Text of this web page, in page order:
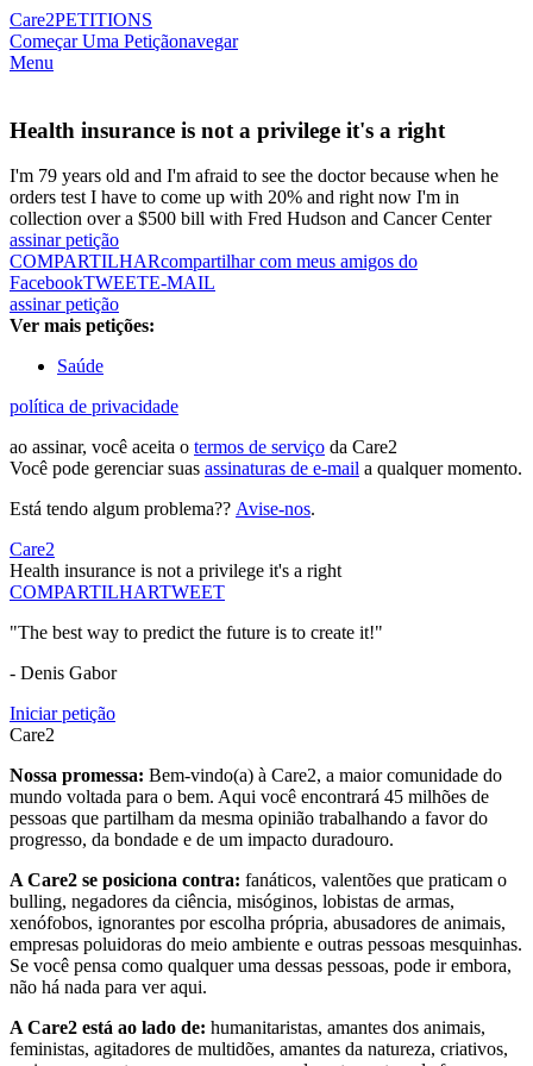
Care2PETITIONS
Começar Uma Petiçãonavegar
Menu
Health insurance is not a privilege it's a right
I'm 79 years old and I'm afraid to see the doctor because when he
orders test I have to come up with 20% and right now I'm in
collection over a $500 bill with Fred Hudson and Cancer Center
assinar petição
COMPARTILHARcompartilhar com meus amigos do
FacebookTWEETE-MAIL
assinar petição
Ver mais petições:
Saúde
política de privacidade
ao assinar, você aceita o termos de serviço da Care2
Você pode gerenciar suas assinaturas de e-mail a qualquer momento.
Está tendo algum problema?? Avise-nos.
Care2
Health insurance is not a privilege it's a right
COMPARTILHARTWEET
"The best way to predict the future is to create it!"
- Denis Gabor
Iniciar petição
Care2
Nossa promessa: Bem-vindo(a) à Care2, a maior comunidade do
mundo voltada para o bem. Aqui você encontrará 45 milhões de
pessoas que partilham da mesma opinião trabalhando a favor do
progresso, da bondade e de um impacto duradouro.
A Care2 se posiciona contra: fanáticos, valentões que praticam o
bulling, negadores da ciência, misóginos, lobistas de armas,
xenófobos, ignorantes por escolha própria, abusadores de animais,
empresas poluidoras do meio ambiente e outras pessoas mesquinhas.
Se você pensa como qualquer uma dessas pessoas, pode ir embora,
não há nada para ver aqui.
A Care2 está ao lado de: humanitaristas, amantes dos animais,
feministas, agitadores de multidões, amantes da natureza, criativos,